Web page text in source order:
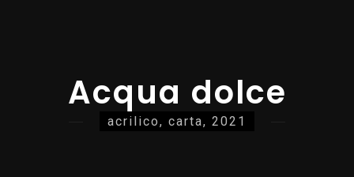
Acqua dolce
acrilico, carta, 2021